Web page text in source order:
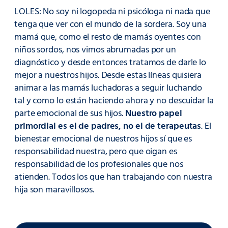
LOLES: No soy ni logopeda ni psicóloga ni nada que
tenga que ver con el mundo de la sordera. Soy una
mamá que, como el resto de mamás oyentes con
niños sordos, nos vimos abrumadas por un
diagnóstico y desde entonces tratamos de darle lo
mejor a nuestros hijos. Desde estas líneas quisiera
animar a las mamás luchadoras a seguir luchando
tal y como lo están haciendo ahora y no descuidar la
parte emocional de sus hijos.Nuestro papel
primordial es el de padres, no el de terapeutas. El
bienestar emocional de nuestros hijos sí que es
responsabilidad nuestra, pero que oigan es
responsabilidad de los profesionales que nos
atienden. Todos los que han trabajando con nuestra
hija son maravillosos.